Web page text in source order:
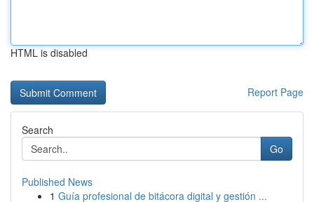
HTML is disabled
Report Page
Search
Go
Published News
1 Guía profesional de bitácora digital y gestión ...